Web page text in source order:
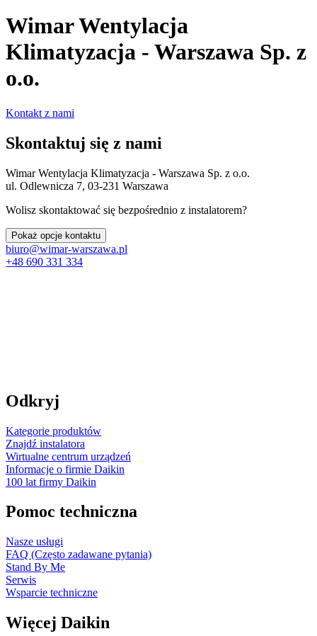
Wimar Wentylacja
Klimatyzacja - Warszawa Sp. z
o.o.
Kontakt z nami
Skontaktuj się z nami
Wimar Wentylacja Klimatyzacja - Warszawa Sp. z o.o.
ul. Odlewnicza 7, 03-231 Warszawa
Wolisz skontaktować się bezpośrednio z instalatorem?
Pokaż opcje kontaktu
biuro@wimar-warszawa.pl
+48 690 331 334
Odkryj
Kategorie produktów
Znajdź instalatora
Wirtualne centrum urządzeń
Informacje o firmie Daikin
100 lat firmy Daikin
Pomoc techniczna
Nasze usługi
FAQ (Często zadawane pytania)
Stand By Me
Serwis
Wsparcie techniczne
Więcej Daikin